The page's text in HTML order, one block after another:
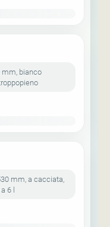
bianco
mm, a cacciata,
6 l